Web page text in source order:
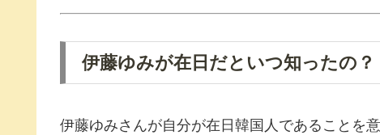
伊藤ゆみが在日だといつ知ったの？
伊藤ゆみさんが自分が在日韓国人であることを